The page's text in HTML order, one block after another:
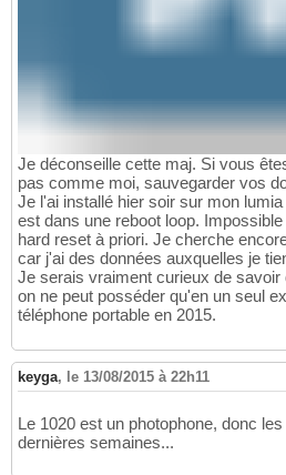
Je déconseille cette maj. Si vous
pas comme moi, sauvegarder vos
Je l'ai installé hier soir sur mon
est dans une reboot loop.
hard reset à priori. Je cherche
car j'ai des données auxquelles je
Je serais vraiment curieux de savoir
on ne peut posséder qu'en un seul
téléphone portable en 2015.
keyga, le 13/08/2015 à 22h11
Le 1020 est un photophone, donc
dernières semaines...